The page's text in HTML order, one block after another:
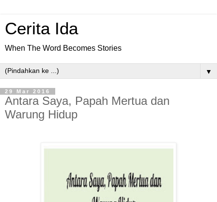
Cerita Ida
When The Word Becomes Stories
▼
29 Mar 2016
Antara Saya, Papah Mertua dan
Warung Hidup